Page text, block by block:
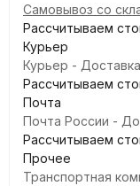
Самовывоз со
Рассчитываем
Курьер
Курьер -
Рассчитываем
Почта
Почта России -
Рассчитываем
Прочее
Транспортная